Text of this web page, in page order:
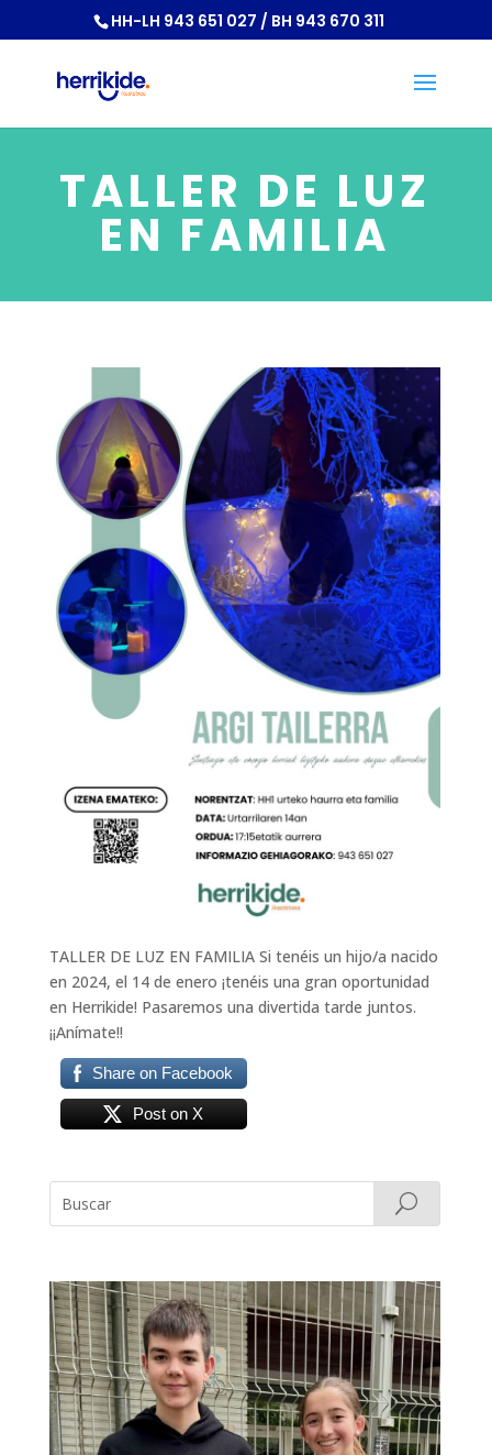
HH-LH 943 651 027 / BH 943 670 311
TALLER DE LUZ
EN FAMILIA
TALLER DE LUZ EN FAMILIA Si tenéis un hijo/a nacido
en 2024, el 14 de enero ¡tenéis una gran oportunidad
en Herrikide! Pasaremos una divertida tarde juntos.
¡¡Anímate!!
Share on Facebook
Post on X